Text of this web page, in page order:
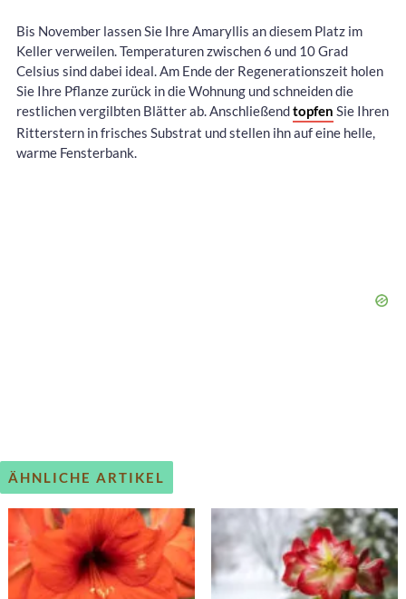
Bis November lassen Sie Ihre Amaryllis an diesem Platz im
Keller verweilen. Temperaturen zwischen 6 und 10 Grad
Celsius sind dabei ideal. Am Ende der Regenerationszeit holen
Sie Ihre Pflanze zurück in die Wohnung und schneiden die
restlichen vergilbten Blätter ab. Anschließendtopfen Sie Ihren
Ritterstern in frisches Substrat und stellen ihn auf eine helle,
warme Fensterbank.
ÄHNLICHE ARTIKEL